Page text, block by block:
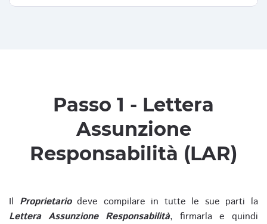
Passo 1 - Lettera
Assunzione
Responsabilità (LAR)
Il Proprietariodeve compilare in tutte le sue parti la
Lettera Assunzione Responsabilità, firmarla e quindi